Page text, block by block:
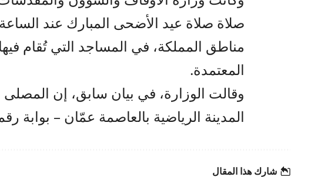
صلاة صلاة عيد الأضحى المبارك عند
مناطق المملكة، في المساجد التي تُقام
المعتمدة.
وقالت الوزارة، في بيان سابق، إن
المدينة الرياضية بالعاصمة عمّان – بوابة رقم
شارك هذا المقال